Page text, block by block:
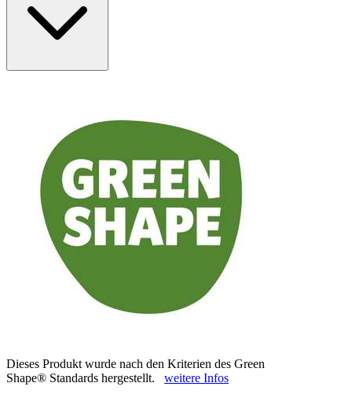
Dieses Produkt wurde nach den Kriterien des Green
Shape® Standards hergestellt. weitere Infos